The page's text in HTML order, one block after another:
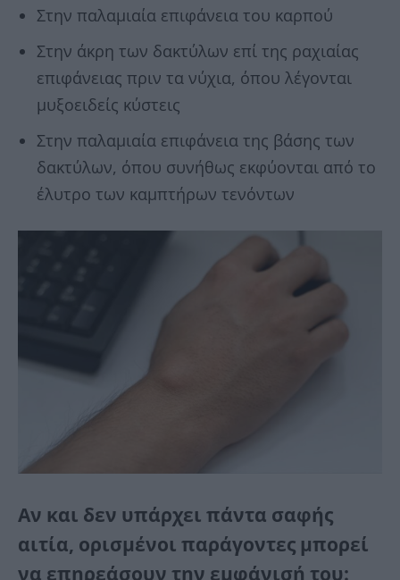
Στην παλαμιαία επιφάνεια του καρπού
Στην άκρη των δακτύλων επί της ραχιαίας
επιφάνειας πριν τα νύχια, όπου λέγονται
μυξοειδείς κύστεις
Στην παλαμιαία επιφάνεια της βάσης των
δακτύλων, όπου συνήθως εκφύονται από το
έλυτρο των καμπτήρων τενόντων
Αν και δεν υπάρχει πάντα σαφής
αιτία, ορισμένοι παράγοντες μπορεί
να επηρεάσουν την εμφάνισή του: